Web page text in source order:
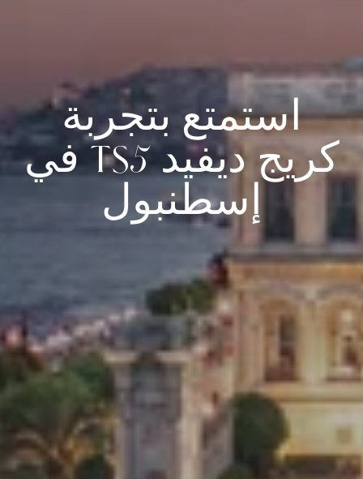
استمتع بتجربة
كريج ديفيد TS5 في
إسطنبول